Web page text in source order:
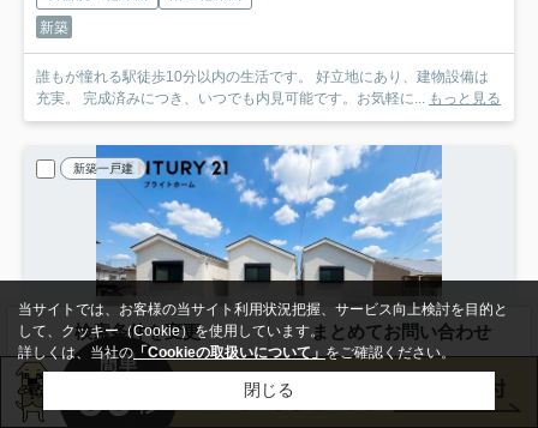
新築
誰もが憧れる駅徒歩10分以内の生活です。 好立地にあり、建物設備は
充実。 完成済みにつき、いつでも内見可能です。お気軽に... もっと見る
新築一戸建
NEW
検索条件を変更 まとめてお問い合わせ
当サイトでは、お客様の当サイト利用状況把握、サービス向上検討を目的と
して、クッキー（Cookie）を使用しています。
詳しくは、当社の「Cookieの取扱いについて」をご確認ください。
閉じる